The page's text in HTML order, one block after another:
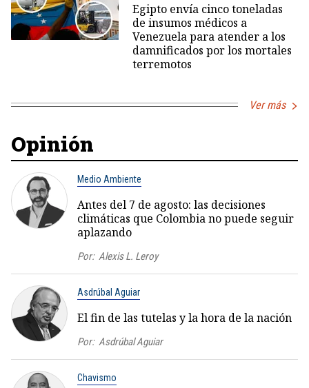
Egipto envía cinco toneladas
de insumos médicos a
Venezuela para atender a los
damnificados por los mortales
terremotos
Ver más
Opinión
Medio Ambiente
Antes del 7 de agosto: las decisiones
climáticas que Colombia no puede seguir
aplazando
Por: Alexis L. Leroy
Asdrúbal Aguiar
El fin de las tutelas y la hora de la nación
Por: Asdrúbal Aguiar
Chavismo